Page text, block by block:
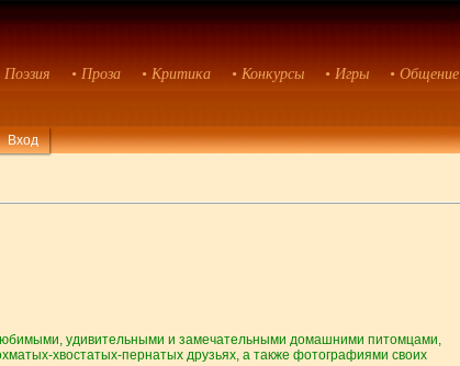
Поэзия • Проза • Критика • Конкурсы • Игры • Общение
Вход
удивительными и замечательными домашними питомцами,
хвостатых-пернатых друзьях, а также фотографиями своих